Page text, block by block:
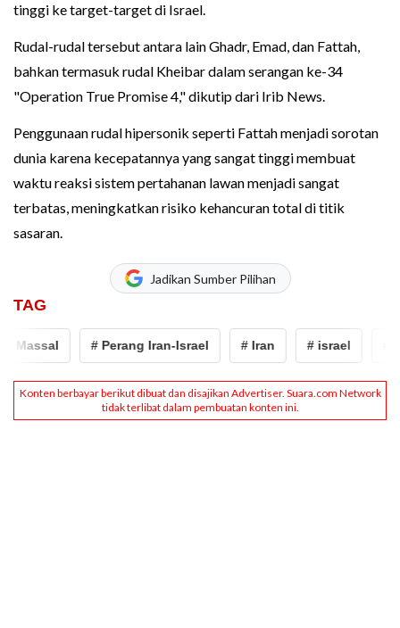
tinggi ke target-target di Israel.
Rudal-rudal tersebut antara lain Ghadr, Emad, dan Fattah,
bahkan termasuk rudal Kheibar dalam serangan ke-34
"Operation True Promise 4," dikutip dari Irib News.
Penggunaan rudal hipersonik seperti Fattah menjadi sorotan
dunia karena kecepatannya yang sangat tinggi membuat
waktu reaksi sistem pertahanan lawan menjadi sangat
terbatas, meningkatkan risiko kehancuran total di titik
sasaran.
Jadikan Sumber Pilihan
TAG
# Perang Iran-Israel # Iran # israel